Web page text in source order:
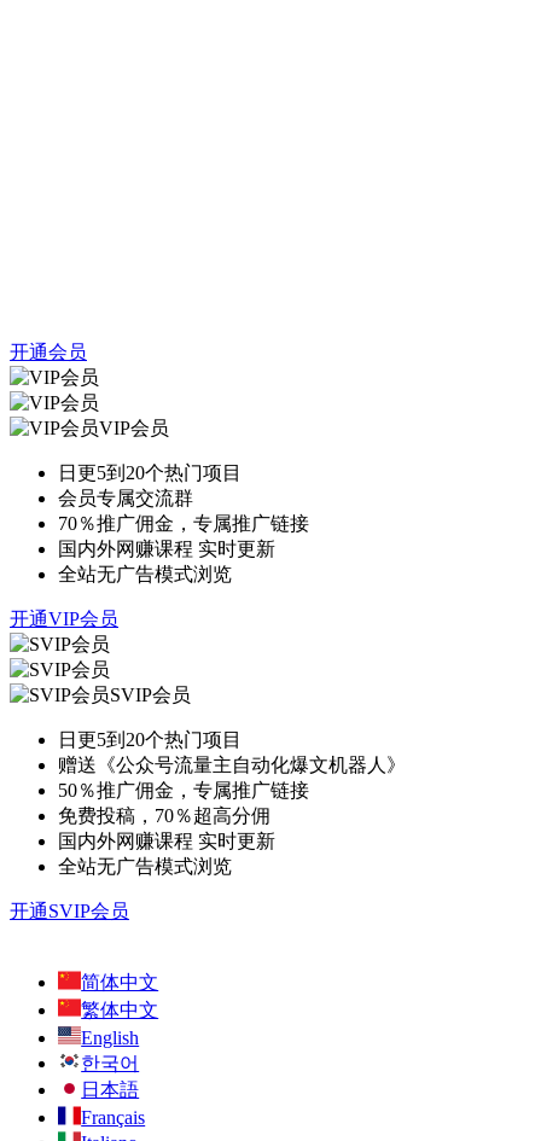
开通会员
VIP会员
日更5到20个热门项目
会员专属交流群
70％推广佣金，专属推广链接
国内外网赚课程 实时更新
全站无广告模式浏览
开通VIP会员
SVIP会员
日更5到20个热门项目
赠送《公众号流量主自动化爆文机器人》
50％推广佣金，专属推广链接
免费投稿，70％超高分佣
国内外网赚课程 实时更新
全站无广告模式浏览
开通SVIP会员
简体中文
繁体中文
English
한국어
日本語
Français